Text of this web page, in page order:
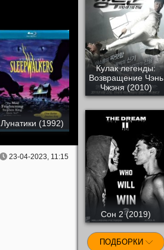
Лунатики (1992)
23-04-2023, 11:15
Кулак легенды:
Возвращение Чэнь
Чжэня (2010)
Сон 2 (2019)
ПОДБОРКИ